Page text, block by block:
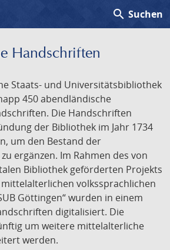
search Suchen
Handschriften
Staats- und Universitätsbibliothek
450 abendländische
Die Handschriften
der Bibliothek im Jahr 1734
um den Bestand der
ergänzen. Im Rahmen des von
Bibliothek geförderten Projekts
volkssprachlichen
Göttingen“ wurden in einem
digitalisiert. Die
um weitere mittelalterliche
werden.